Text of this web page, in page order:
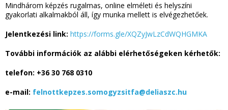
Mindhárom képzés rugalmas, online elméleti és helyszíni
gyakorlati alkalmakból áll, így munka mellett is elvégezhetőek.
Jelentkezési link: https://forms.gle/XQZyJwLzCdWQHGMKA
További információk az alábbi elérhetőségeken kérhetők:
telefon: +36 30 768 0310
e-mail: felnottkepzes.somogyzsitfa@deliaszc.hu